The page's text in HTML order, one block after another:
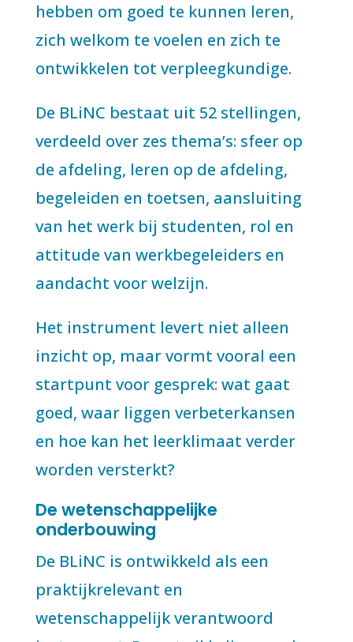
hebben om goed te kunnen leren,
zich welkom te voelen en zich te
ontwikkelen tot verpleegkundige.
De BLiNC bestaat uit 52 stellingen,
verdeeld over zes thema’s: sfeer op
de afdeling, leren op de afdeling,
begeleiden en toetsen, aansluiting
van het werk bij studenten, rol en
attitude van werkbegeleiders en
aandacht voor welzijn.
Het instrument levert niet alleen
inzicht op, maar vormt vooral een
startpunt voor gesprek: wat gaat
goed, waar liggen verbeterkansen
en hoe kan het leerklimaat verder
worden versterkt?
De wetenschappelijke
onderbouwing
De BLiNC is ontwikkeld als een
praktijkrelevant en
wetenschappelijk verantwoord